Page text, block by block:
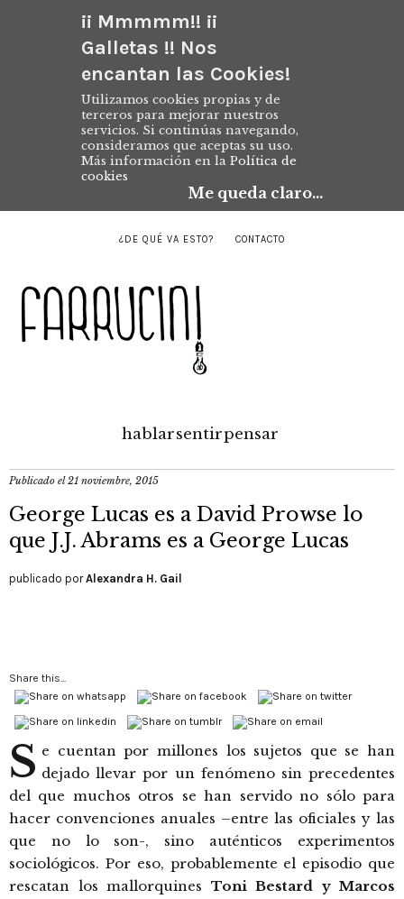
¡¡ Mmmmm!! ¡¡
Galletas !! Nos
encantan las Cookies!
Utilizamos cookies propias y de
terceros para mejorar nuestros
servicios. Si continúas navegando,
consideramos que aceptas su uso.
Más información en la Política de
cookies
Me queda claro...
¿DE QUÉ VA ESTO? CONTACTO
hablarsentirpensar
Publicado el21 noviembre, 2015
George Lucas es a David Prowse lo
que J.J. Abrams es a George Lucas
publicado porAlexandra H. Gail
Share this...
S e cuentan por millones los sujetos que se han
dejado llevar por un fenómeno sin precedentes
del que muchos otros se han servido no sólo para
hacer convenciones anuales –entre las oficiales y las
que no lo son-, sino auténticos experimentos
sociológicos. Por eso, probablemente el episodio que
rescatan los mallorquines Toni Bestard y Marcos